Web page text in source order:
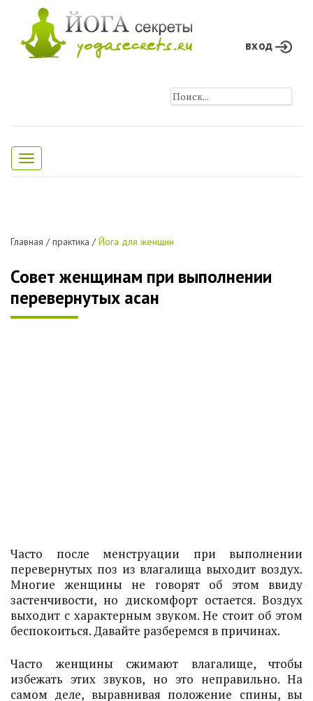
вход
Toggle
navigation
Главная /практика /Йога для женщин
Совет женщинам при выполнении
перевернутых асан
Часто после менструации при выполнении
перевернутых поз из влагалища выходит воздух.
Многие женщины не говорят об этом ввиду
застенчивости, но дискомфорт остается. Воздух
выходит с характерным звуком. Не стоит об этом
беспокоиться. Давайте разберемся в причинах.
Часто женщины сжимают влагалище, чтобы
избежать этих звуков, но это неправильно. На
самом деле, выравнивая положение спины, вы